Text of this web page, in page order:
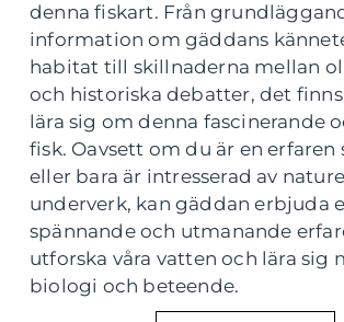
denna fiskart. Från
information om gäddans
habitat till skillnaderna mellan
och historiska debatter, det
lära sig om denna fascinerande
fisk. Oavsett om du är en
eller bara är intresserad av
underverk, kan gäddan erbjuda
spännande och utmanande
utforska våra vatten och lära sig
biologi och beteende.